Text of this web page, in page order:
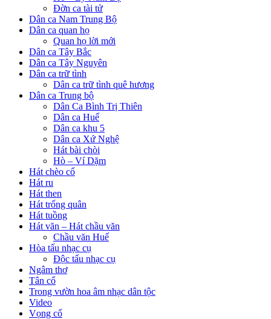
Đờn ca tài tử
Dân ca Nam Trung Bộ
Dân ca quan họ
Quan họ lời mới
Dân ca Tây Bắc
Dân ca Tây Nguyên
Dân ca trữ tình
Dân ca trữ tình quê hương
Dân ca Trung bộ
Dân Ca Bình Trị Thiên
Dân ca Huế
Dân ca khu 5
Dân ca Xứ Nghệ
Hát bài chòi
Hò – Ví Dặm
Hát chèo cổ
Hát ru
Hát then
Hát trống quân
Hát tuồng
Hát văn – Hát chầu văn
Chầu văn Huế
Hòa tấu nhạc cụ
Độc tấu nhạc cụ
Ngâm thơ
Tân cổ
Trong vườn hoa âm nhạc dân tộc
Video
Vọng cổ